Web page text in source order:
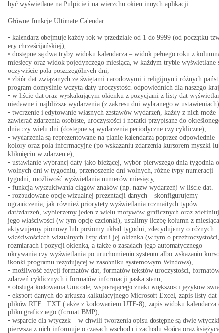
być wyświetlane na Pulpicie i na wierzchu okien innych aplikacji.
Główne funkcje Ultimate Calendar:
• kalendarz obejmuje każdy rok w przedziale od 1 do 9999 (od początku
ery chrześcijańskiej),
• dostępne są dwa tryby widoku kalendarza – widok pełnego roku z
miesięcy oraz widok pojedynczego miesiąca, w każdym trybie wyświetlane
oczywiście pola poszczególnych dni,
• zbiór dat związanych ze świętami narodowymi i religijnymi różnych
program domyślnie wczyta daty uroczystości odpowiednich dla naszego
• w liście dat oraz wyskakującym okienku z pozycjami z listy dat
niedawne i najbliższe wydarzenia (z zakresu dni wybranego w
• tworzenie i edytowanie własnych zestawów wydarzeń, każdy z nich może
zawierać zdarzenia osobiste, uroczystości i notatki przypisane do
dnia czy wielu dni (dostępne są wydarzenia periodyczne czy cykliczne),
• wydarzenia są reprezentowane na planie kalendarza poprzez odpowiednie
kolory oraz pola informacyjne (po wskazaniu zdarzenia kursorem myszki
kliknięciu w zdarzenie),
• ustawianie wybranej daty jako bieżącej, wybór pierwszego dnia tygodnia
wolnych dni w tygodniu, przenoszenie dni wolnych, różne typy numeracji
tygodni, możliwość wyświetlania numerów miesięcy,
• funkcja wyszukiwania ciągów znaków (np. nazw wydarzeń) w liście dat,
• rozbudowane opcje wizualnej prezentacji danych – skonfigurujemy
ograniczenia, jak również priorytety wyświetlania rozmaitych typów
dat/zdarzeń, wybierzemy jeden z wielu motywów graficznych oraz
jego właściwości (w tym opcje czcionki), ustalimy liczbę kolumn z
aktywujemy pionowy lub poziomy układ tygodni, zdecydujemy o różnych
właściwościach wizualnych listy dat i jej okienka (w tym o przeźroczystości,
rozmiarach i pozycji okienka, a także o zasadach jego automatycznego
ukrywania czy wyświetlania po uruchomieniu systemu albo wskazaniu
ikonki programu rezydującej w zasobniku systemowym Windows),
• możliwość edycji formatów dat, formatów tekstów uroczystości, formatów
zdarzeń cyklicznych i formatów informacji paska stanu,
• obsługa kodowania Unicode, wspierającego znaki większości języków
• eksport danych do arkusza kalkulacyjnego Microsoft Excel, zapis listy dat
plików RTF i TXT (także z kodowaniem UTF-8), zapis widoku kalendarza
pliku graficznego (format BMP),
• wsparcie dla wtyczek – w chwili tworzenia opisu dostępne są dwie
pierwsza z nich informuje o czasach wschodu i zachodu słońca oraz